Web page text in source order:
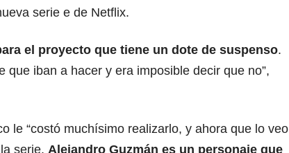
serie e de Netflix.
el proyecto que tiene un dote de suspenso.
que iban a hacer y era imposible decir que no”,
le “costó muchísimo realizarlo, y ahora que lo veo
serie. Alejandro Guzmán es un personaje que